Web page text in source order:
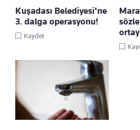
Kuşadası Belediyesi'ne
3. dalga operasyonu!
Kaydet